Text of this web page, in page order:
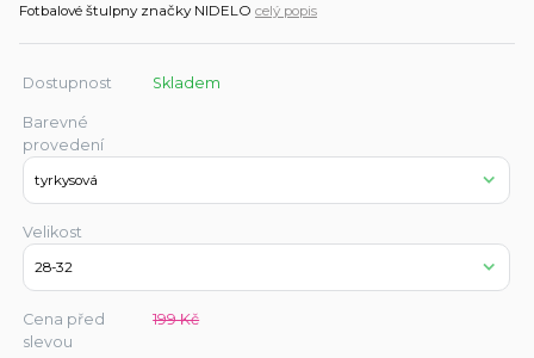
Fotbalové štulpny značky NIDELO celý popis
Dostupnost Skladem
Barevné
provedení
Velikost
Cena před
slevou
199 Kč